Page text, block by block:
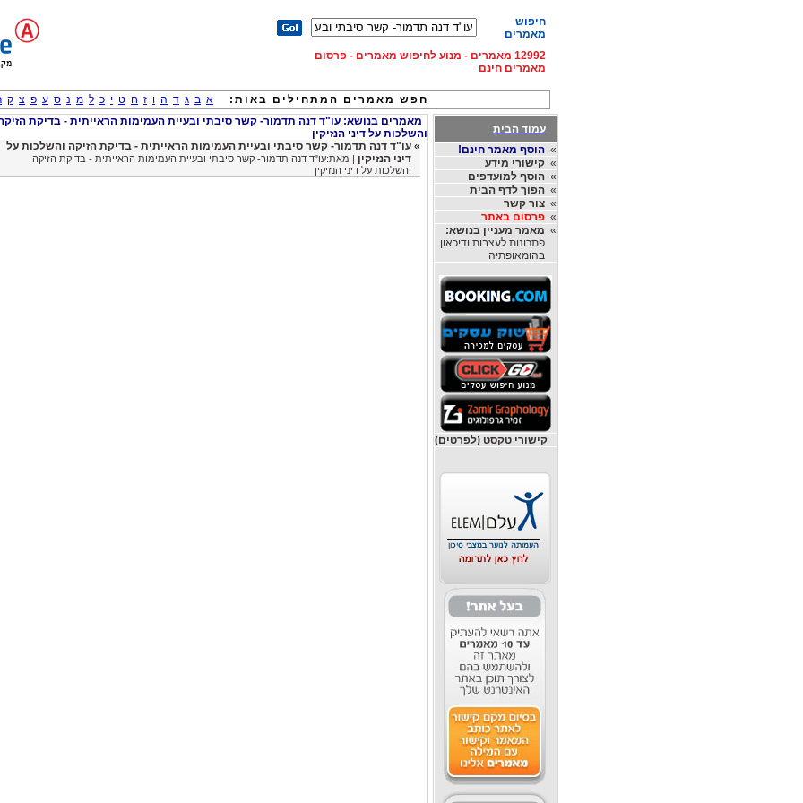
חיפוש
מאמרים
12992 מאמרים - מנוע לחיפוש מאמרים - פרסום
מאמרים חינם
חפש מאמרים המתחילים באות: א ב ג ד ה ו ז ח ט י כ ל מ נ ס ע פ צ ק
עמוד הבית
»הוסף מאמר חינם!
»קישורי מידע
»הוסף למועדפים
»הפוך לדף הבית
»צור קשר
»פרסום באתר
» מאמר מעניין בנושא:
פתרונות לעצבות ודיכאון
בהומאופתיה
קישורי טקסט (לפרטים)
מאמרים בנושא: עו"ד דנה תדמור- קשר סיבתי ובעיית העמימות הראייתית - בדיקת
והשלכות על דיני הנזיקין
» עו"ד דנה תדמור- קשר סיבתי ובעיית העמימות הראייתית - בדיקת הזיקה והשלכות על
דיני הנזיקין | מאת:עו"ד דנה תדמור- קשר סיבתי ובעיית העמימות הראייתית - בדיקת הזיקה
והשלכות על דיני הנזיקין